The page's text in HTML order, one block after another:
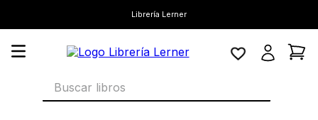
Librería Lerner
Buscar libros